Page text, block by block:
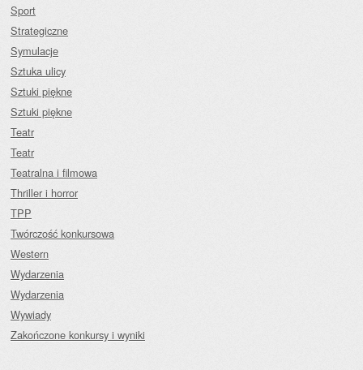
Sport
Strategiczne
Symulacje
Sztuka ulicy
Sztuki piękne
Sztuki piękne
Teatr
Teatr
Teatralna i filmowa
Thriller i horror
TPP
Twórczość konkursowa
Western
Wydarzenia
Wydarzenia
Wywiady
Zakończone konkursy i wyniki